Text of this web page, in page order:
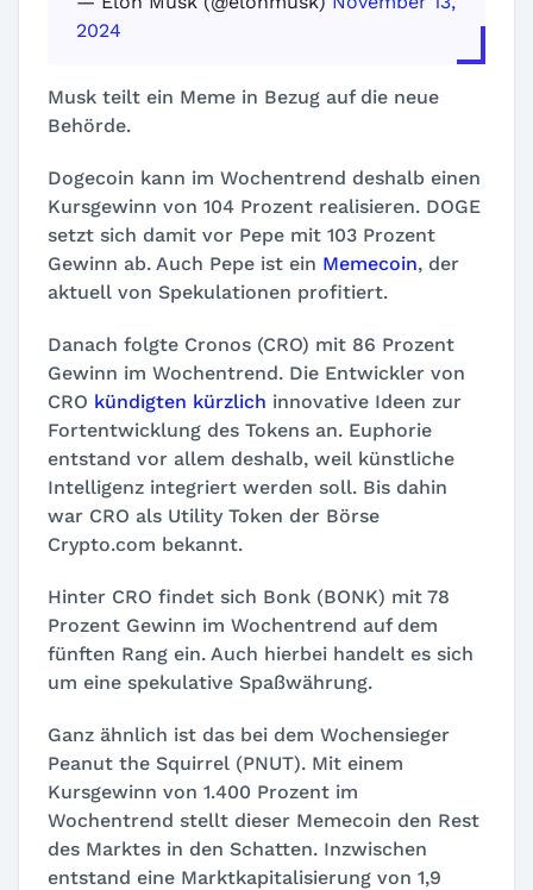
2024
Musk teilt ein Meme in Bezug auf die neue
Behörde.
Dogecoin kann im Wochentrend deshalb einen
Kursgewinn von 104 Prozent realisieren. DOGE
setzt sich damit vor Pepe mit 103 Prozent
Gewinn ab. Auch Pepe ist ein Memecoin, der
aktuell von Spekulationen profitiert.
Danach folgte Cronos (CRO) mit 86 Prozent
Gewinn im Wochentrend. Die Entwickler von
CRO kündigten kürzlich innovative Ideen zur
Fortentwicklung des Tokens an. Euphorie
entstand vor allem deshalb, weil künstliche
Intelligenz integriert werden soll. Bis dahin
war CRO als Utility Token der Börse
Crypto.com bekannt.
Hinter CRO findet sich Bonk (BONK) mit 78
Prozent Gewinn im Wochentrend auf dem
fünften Rang ein. Auch hierbei handelt es sich
um eine spekulative Spaßwährung.
Ganz ähnlich ist das bei dem Wochensieger
Peanut the Squirrel (PNUT). Mit einem
Kursgewinn von 1.400 Prozent im
Wochentrend stellt dieser Memecoin den Rest
des Marktes in den Schatten. Inzwischen
entstand eine Marktkapitalisierung von 1,9